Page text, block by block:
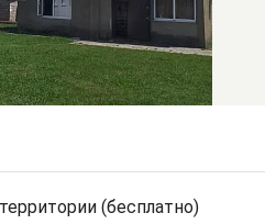
(бесплатно)